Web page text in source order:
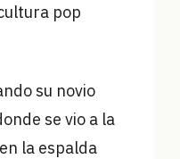
pop
su novio
se vio a la
la espalda